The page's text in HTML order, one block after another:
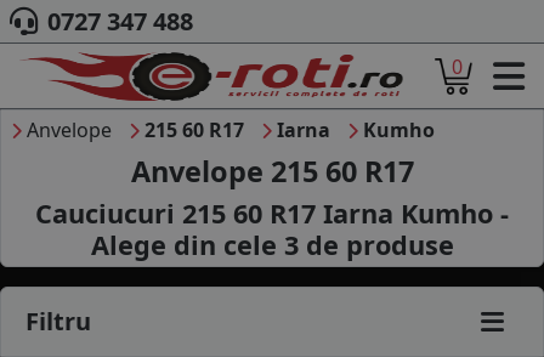
ACASA
DESPRE NOI
ANVELOPE
AUTO
CAMION
MOTO
AGROINDUSTRIALE
0727 347 488
0
Anvelope 215 60 R17 Iarna Kumho
Anvelope 215 60 R17
Cauciucuri 215 60 R17 Iarna Kumho -
Alege din cele 3de produse
Filtru